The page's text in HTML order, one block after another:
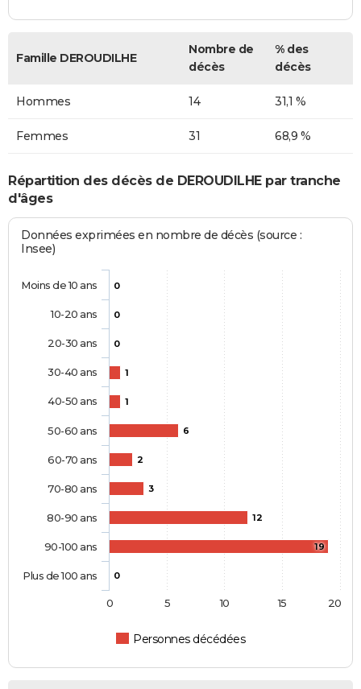
Famille DEROUDILHE
Nombre de
décès
% des
décès
Hommes 14 31,1 %
Femmes 31 68,9 %
Répartition des décès de DEROUDILHE par tranche
d'âges
Données exprimées en nombre de décès (source :
Insee)
0
0
0
1
1
6
2
3
12
19
0
Personnes décédées
Moins de 10 ans
10-20 ans
20-30 ans
30-40 ans
40-50 ans
50-60 ans
60-70 ans
70-80 ans
80-90 ans
90-100 ans
Plus de 100 ans
0 5 10 15 20